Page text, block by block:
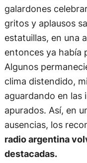
galardones
gritos y aplausos
estatuillas, en una
entonces ya había
Algunos
clima distendido,
aguardando en las
apurados. Así, en
ausencias, los
radio argentina
destacadas.